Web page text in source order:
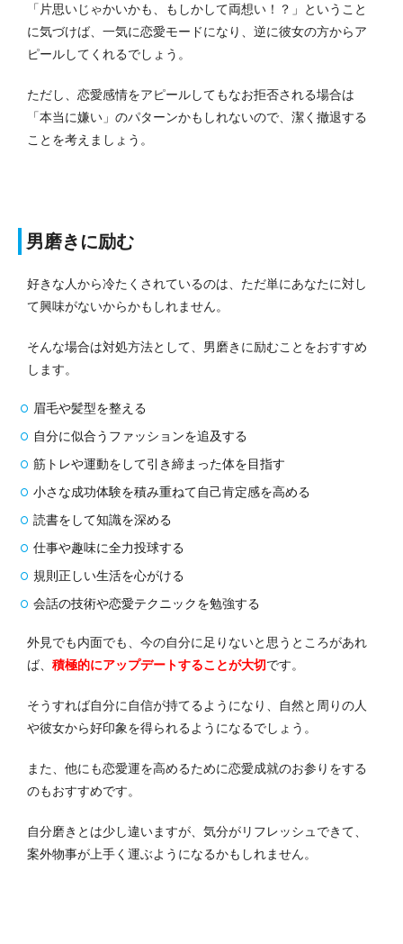
「片思いじゃかいかも、もしかして両想い！？」ということ
に気づけば、一気に恋愛モードになり、逆に彼女の方からア
ピールしてくれるでしょう。
ただし、恋愛感情をアピールしてもなお拒否される場合は
「本当に嫌い」のパターンかもしれないので、潔く撤退する
ことを考えましょう。
男磨きに励む
好きな人から冷たくされているのは、ただ単にあなたに対し
て興味がないからかもしれません。
そんな場合は対処方法として、男磨きに励むことをおすすめ
します。
眉毛や髪型を整える
自分に似合うファッションを追及する
筋トレや運動をして引き締まった体を目指す
小さな成功体験を積み重ねて自己肯定感を高める
読書をして知識を深める
仕事や趣味に全力投球する
規則正しい生活を心がける
会話の技術や恋愛テクニックを勉強する
外見でも内面でも、今の自分に足りないと思うところがあれ
ば、 積極的にアップデートすることが大切です。
そうすれば自分に自信が持てるようになり、自然と周りの人
や彼女から好印象を得られるようになるでしょう。
また、他にも恋愛運を高めるために恋愛成就のお参りをする
のもおすすめです。
自分磨きとは少し違いますが、気分がリフレッシュできて、
案外物事が上手く運ぶようになるかもしれません。